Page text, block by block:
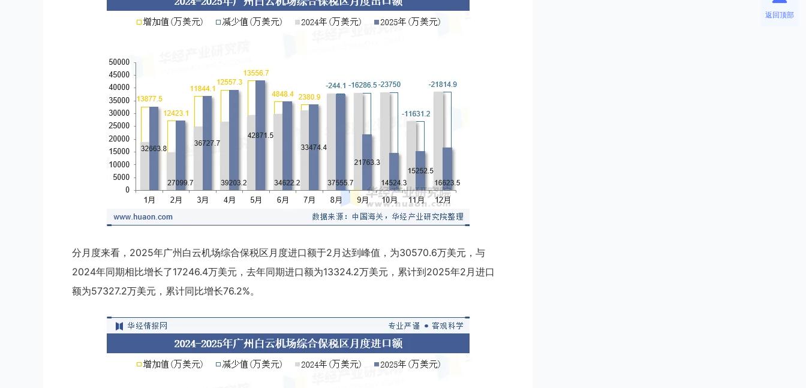
分月度来看，2025年广州白云机场综合保税区月度进口额于2月达到峰值，为30570.6万美元，与
2024年同期相比增长了17246.4万美元，去年同期进口额为13324.2万美元，累计到2025年2月进口
额为57327.2万美元，累计同比增长76.2%。
返回顶部